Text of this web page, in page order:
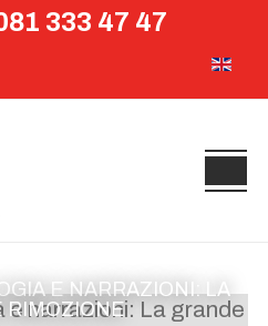
333 47 47
E NARRAZIONI: LA
RIMOZIONE